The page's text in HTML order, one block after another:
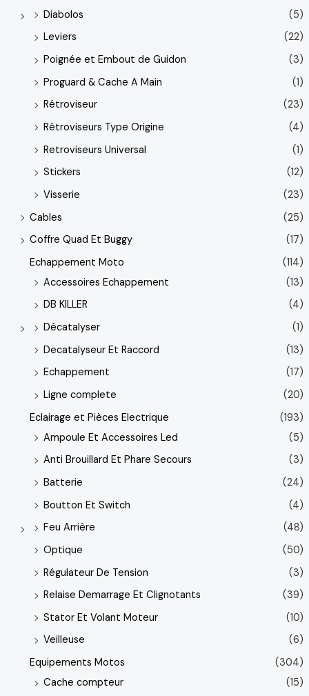
Diabolos
(5)
Leviers
(22)
Poignée et Embout de Guidon
(3)
Proguard & Cache A Main
(1)
Rétroviseur
(23)
Rétroviseurs Type Origine
(4)
Retroviseurs Universal
(1)
Stickers
(12)
Visserie
(23)
Cables
(25)
Coffre Quad Et Buggy
(17)
Echappement Moto
(114)
Accessoires Echappement
(13)
DB KILLER
(4)
Décatalyser
(1)
Decatalyseur Et Raccord
(13)
Echappement
(17)
Ligne complete
(20)
Eclairage et Pièces Electrique
(193)
Ampoule Et Accessoires Led
(5)
Anti Brouillard Et Phare Secours
(3)
Batterie
(24)
Boutton Et Switch
(4)
Feu Arrière
(48)
Optique
(50)
Régulateur De Tension
(3)
Relaise Demarrage Et Clignotants
(39)
Stator Et Volant Moteur
(10)
Veilleuse
(6)
Equipements Motos
(304)
Cache compteur
(15)